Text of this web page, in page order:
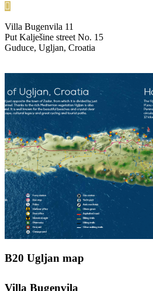

Villa Bugenvila 11
Put Kalješine street No. 15
Guduce, Ugljan, Croatia
B20 Ugljan map
Villa Bugenvila